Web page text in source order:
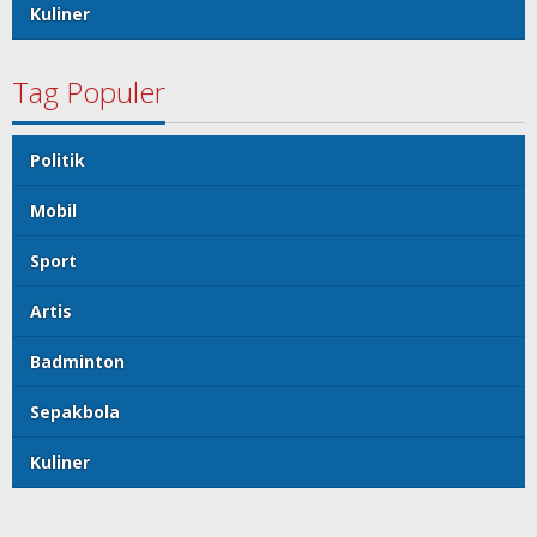
Kuliner
Tag Populer
Politik
Mobil
Sport
Artis
Badminton
Sepakbola
Kuliner